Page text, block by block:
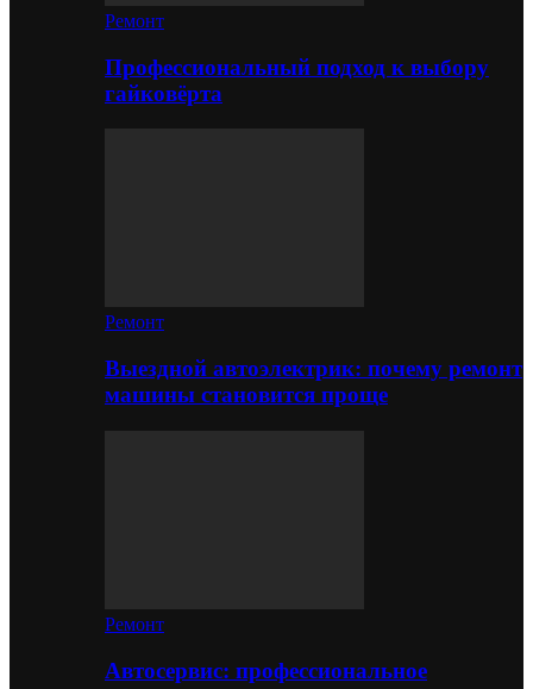
Ремонт
Профессиональный подход к выбору
гайковёрта
Ремонт
Выездной автоэлектрик: почему ремонт
машины становится проще
Ремонт
Автосервис: профессиональное